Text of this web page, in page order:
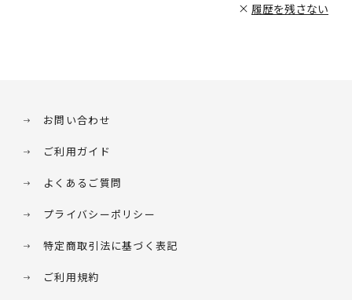
履歴を残さない
お問い合わせ
ご利用ガイド
よくあるご質問
プライバシーポリシー
特定商取引法に基づく表記
ご利用規約